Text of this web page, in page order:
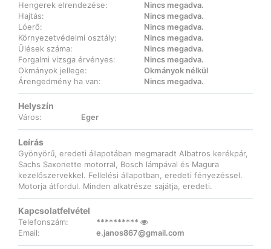
Hengerek elrendezése:
Nincs megadva.
Hajtás:
Nincs megadva.
Lóerő:
Nincs megadva.
Környezetvédelmi osztály:
Nincs megadva.
Ülések száma:
Nincs megadva.
Forgalmi vizsga érvényes:
Nincs megadva.
Okmányok jellege:
Okmányok nélkül
Árengedmény ha van:
Nincs megadva.
Helyszín
Város: Eger
Leírás
Gyönyörű, eredeti állapotában megmaradt Albatros kerékpár,
Sachs Saxonette motorral, Bosch lámpával és Magura
kezelőszervekkel. Fellelési állapotban, eredeti fényezéssel.
Motorja átfordul. Minden alkatrésze sajátja, eredeti.
Kapcsolatfelvétel
Telefonszám:
**********
Email:
e.janos867@gmail.com